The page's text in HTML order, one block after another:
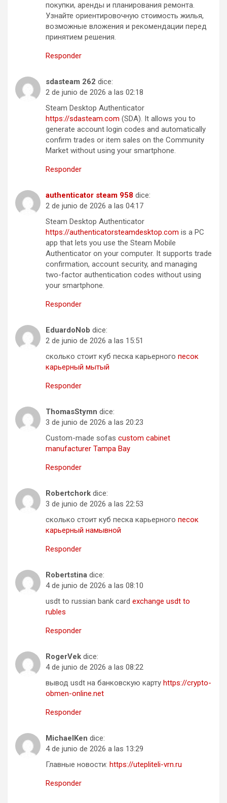
покупки, аренды и планирования ремонта.
Узнайте ориентировочную стоимость жилья,
возможные вложения и рекомендации перед
принятием решения.
Responder
sdasteam 262 dice:
2 de junio de 2026 a las 02:18
Steam Desktop Authenticator
https://sdasteam.com (SDA). It allows you to
generate account login codes and automatically
confirm trades or item sales on the Community
Market without using your smartphone.
Responder
authenticator steam 958 dice:
2 de junio de 2026 a las 04:17
Steam Desktop Authenticator
https://authenticatorsteamdesktop.com is a PC
app that lets you use the Steam Mobile
Authenticator on your computer. It supports trade
confirmation, account security, and managing
two-factor authentication codes without using
your smartphone.
Responder
EduardoNob dice:
2 de junio de 2026 a las 15:51
сколько стоит куб песка карьерного песок
карьерный мытый
Responder
ThomasStymn dice:
3 de junio de 2026 a las 20:23
Custom-made sofas custom cabinet
manufacturer Tampa Bay
Responder
Robertchork dice:
3 de junio de 2026 a las 22:53
сколько стоит куб песка карьерного песок
карьерный намывной
Responder
Robertstina dice:
4 de junio de 2026 a las 08:10
usdt to russian bank card exchange usdt to
rubles
Responder
RogerVek dice:
4 de junio de 2026 a las 08:22
вывод usdt на банковскую карту https://crypto-
obmen-online.net
Responder
MichaelKen dice:
4 de junio de 2026 a las 13:29
Главные новости: https://utepliteli-vrn.ru
Responder